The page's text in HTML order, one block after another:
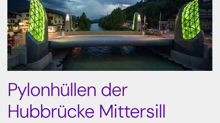
Pylonhüllen der
Hubbrücke Mittersill